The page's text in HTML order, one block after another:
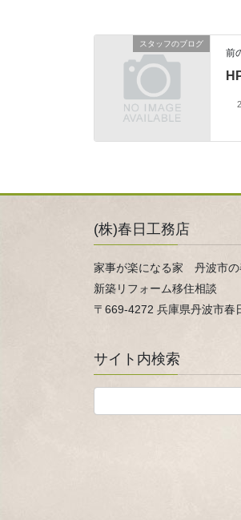
スタッフのブログ
前
(株)春日工務店
家事が楽になる家 丹波市の
新築リフォーム移住相談
〒669-4272 兵庫県丹波市春
サイト内検索